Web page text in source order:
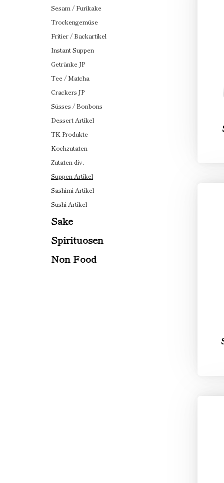
Sesam / Furikake
Trockengemüse
Fritier / Backartikel
Instant Suppen
Getränke JP
Tee / Matcha
Crackers JP
Süsses / Bonbons
Dessert Artikel
TK Produkte
Kochzutaten
Zutaten div.
Suppen Artikel
Sashimi Artikel
Sushi Artikel
Sake
Spirituosen
Non Food